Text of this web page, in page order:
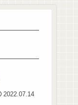
2022.07.14